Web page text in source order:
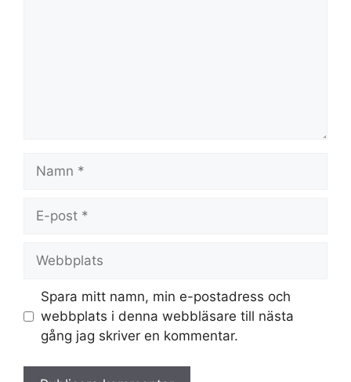
Namn
Webbplats
Spara mitt namn, min e-postadress och
webbplats i denna webbläsare till nästa
gång jag skriver en kommentar.